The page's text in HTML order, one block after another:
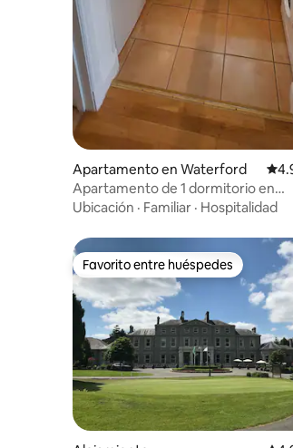
Apartamento en Waterford
Apartamento de 1 dormitorio en
Faithlegg, Waterford
Ubicación · Familiar · Hospitalidad
Favorito entre huéspedes
Favorito entre huéspedes